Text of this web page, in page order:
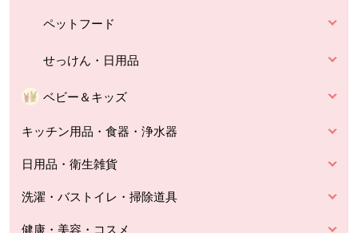
ペットフード
せっけん・日用品
ベビー＆キッズ
キッチン用品・食器・浄水器
日用品・衛生雑貨
洗濯・バストイレ・掃除道具
健康・美容・コスメ